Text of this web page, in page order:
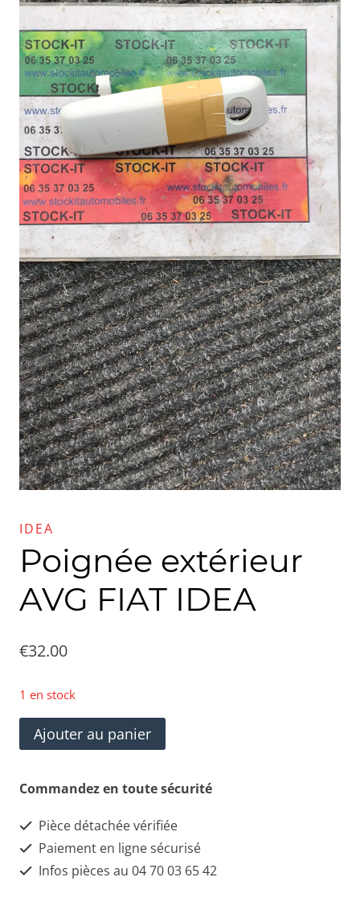
IDEA
Poignée extérieur
AVG FIAT IDEA
€32.00
1 en stock
quantité
de
Poignée
AVG
FIAT
Ajouter au panier
Commandez en toute sécurité
Pièce détachée vérifiée
Paiement en ligne sécurisé
Infos pièces au 04 70 03 65 42